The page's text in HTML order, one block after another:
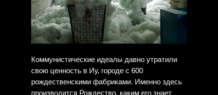
Коммунистические идеалы давно утратили
свою ценность в Иу, городе с 600
рождественскими фабриками. Именно здесь
производится Рождество, каким его знает